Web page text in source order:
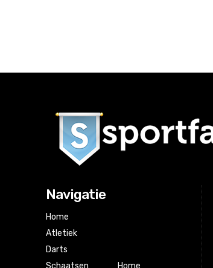
Navigatie
Home
Atletiek
Darts
Schaatsen
Home